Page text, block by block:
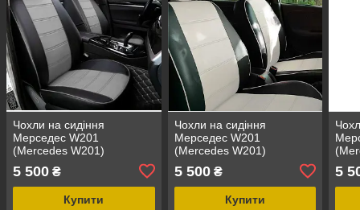
Чохли на сидіння
Мерседес W201
(Mercedes W201)
екошкіри Чорно-сірий,
графіт
5 500 ₴
Купити
Чохли на сидіння
Мерседес W201
(Mercedes W201)
екошкіри Чорно-білий
5 500₴
Купити
5